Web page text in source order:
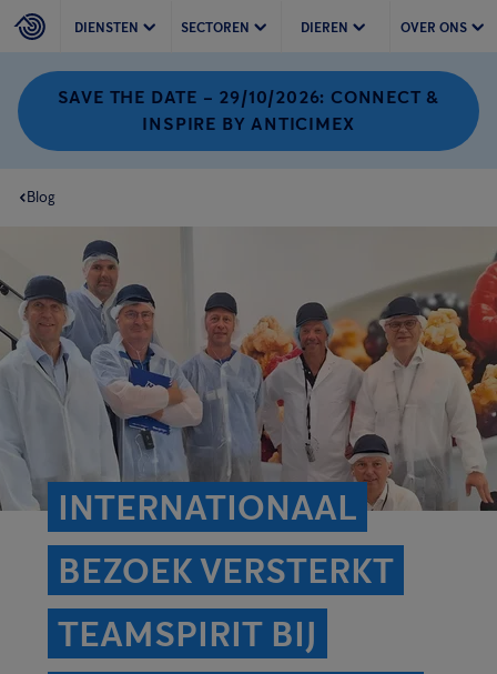
DIENSTEN SECTOREN DIEREN OVER ONS
SAVE THE DATE – 29/10/2026: CONNECT &
INSPIRE BY ANTICIMEX
Blog
INTERNATIONAAL
BEZOEK VERSTERKT
TEAMSPIRIT BIJ